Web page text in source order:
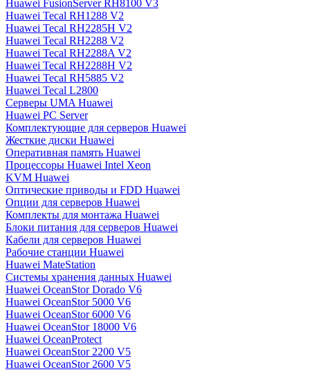
Huawei FusionServer RH8100 V3
Huawei Tecal RH1288 V2
Huawei Tecal RH2285H V2
Huawei Tecal RH2288 V2
Huawei Tecal RH2288A V2
Huawei Tecal RH2288H V2
Huawei Tecal RH5885 V2
Huawei Tecal L2800
Серверы UMA Huawei
Huawei PC Server
Комплектующие для серверов Huawei
Жесткие диски Huawei
Оперативная память Huawei
Процессоры Huawei Intel Xeon
KVM Huawei
Оптические приводы и FDD Huawei
Опции для серверов Huawei
Комплекты для монтажа Huawei
Блоки питания для серверов Huawei
Кабели для серверов Huawei
Рабочие станции Huawei
Huawei MateStation
Системы хранения данных Huawei
Huawei OceanStor Dorado V6
Huawei OceanStor 5000 V6
Huawei OceanStor 6000 V6
Huawei OceanStor 18000 V6
Huawei OceanProtect
Huawei OceanStor 2200 V5
Huawei OceanStor 2600 V5